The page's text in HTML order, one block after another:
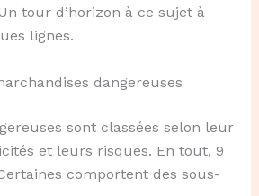
tour d’horizon à ce sujet à
lignes.
dangereuses
sont classées selon leur
et leurs risques. En tout, 9
comportent des sous-